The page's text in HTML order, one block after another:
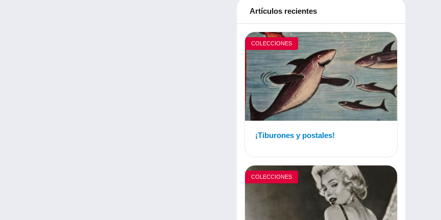
Artículos recientes
COLECCIONES
¡Tiburones y postales!
COLECCIONES